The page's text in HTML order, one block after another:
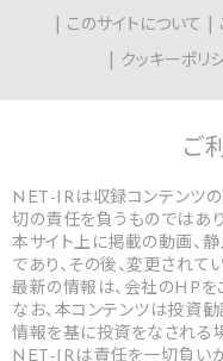
このサイトについて
クッキーポリ
ご
NET-IRは収録コンテンツの
切の責任を負うものではあり
本サイト上に掲載の動画、
であり、その後、変更されて
最新の情報は、会社のHPを
なお、本コンテンツは投資
情報を基に投資をなされる
NET-IRは責任を一切負い